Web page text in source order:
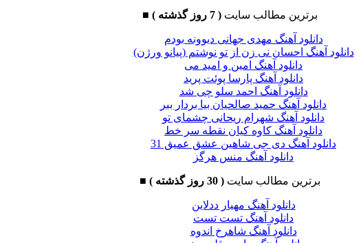
■ برترین مطالب سایت( 7 روز گذشته )
دانلود آهنگ مهدی جهانی دیوونه بودم
دانلود آهنگ احسان نی زن از تو نوشتم (پیانو ورژن)
دانلود آهنگ امین و امید می
دانلود آهنگ پارسا پوئت پرید
دانلود آهنگ احمد سلو چی شد
دانلود آهنگ حمید صالحیان بیا بردار ببر
دانلود آهنگ شهرام ریحانی چشمای تو
دانلود آهنگ کاوه کیان نقطه سر خط
دانلود آهنگ دی جی شاهین عشق عمیق 31
دانلود آهنگ منس هرگز
■ برترین مطالب سایت( 30 روز گذشته )
دانلود آهنگ مهیار ددلاین
دانلود آهنگ تست تست
دانلود آهنگ شاهرخ اندوه